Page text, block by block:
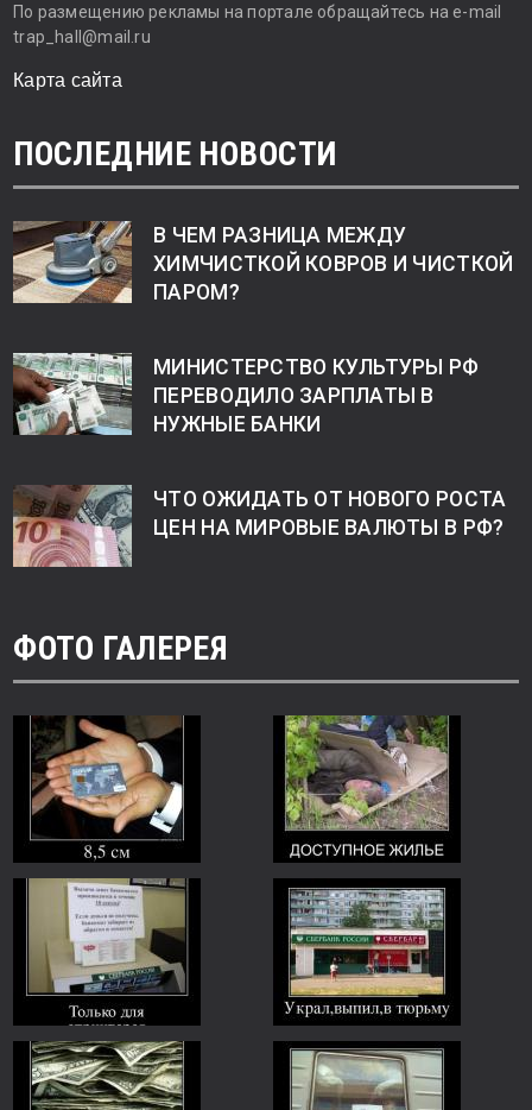
По размещению рекламы на портале обращайтесь на e-mail
trap_hall@mail.ru
Карта сайта
ПОСЛЕДНИЕ НОВОСТИ
В ЧЕМ РАЗНИЦА МЕЖДУ
ХИМЧИСТКОЙ КОВРОВ И ЧИСТКОЙ
ПАРОМ?
МИНИСТЕРСТВО КУЛЬТУРЫ РФ
ПЕРЕВОДИЛО ЗАРПЛАТЫ В
НУЖНЫЕ БАНКИ
ЧТО ОЖИДАТЬ ОТ НОВОГО РОСТА
ЦЕН НА МИРОВЫЕ ВАЛЮТЫ В РФ?
ФОТО ГАЛЕРЕЯ